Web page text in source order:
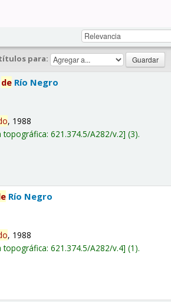
para:
de Río Negro
, 1988
topográfica:621.374.5/A282/v.2 (3).
Río Negro
, 1988
topográfica:621.374.5/A282/v.4 (1).